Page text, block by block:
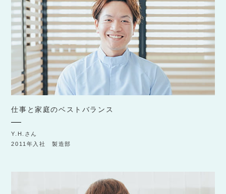
仕事と家庭のベストバランス
Y.H.さん
2011年入社 製造部